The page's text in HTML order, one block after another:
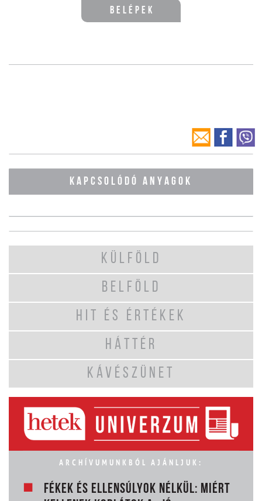
Belépek
KAPCSOLÓDÓ ANYAGOK
KÜLFÖLD
BELFÖLD
HIT ÉS ÉRTÉKEK
HÁTTÉR
KÁVÉSZÜNET
ARCHÍVUMUNKBÓL AJÁNLJUK:
FÉKEK ÉS ELLENSÚLYOK NÉLKÜL: MIÉRT